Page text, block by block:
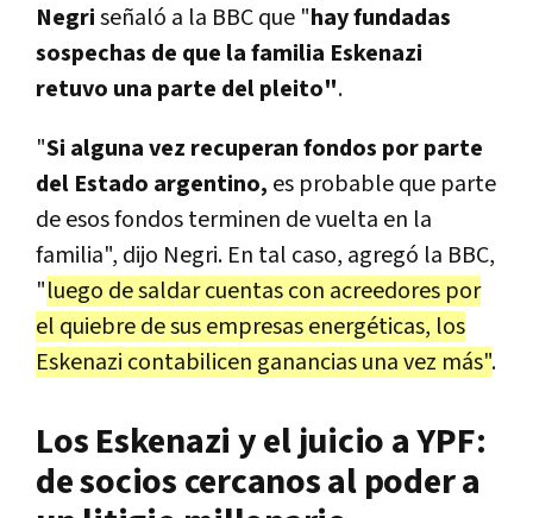
Negriseñaló a la BBC que "hay fundadas
sospechas de que la familia Eskenazi
retuvo una parte del pleito".
"Si alguna vez recuperan fondos por parte
del Estado argentino, es probable que parte
de esos fondos terminen de vuelta en la
familia", dijo Negri. En tal caso, agregó la BBC,
"luego de saldar cuentas con acreedores por
el quiebre de sus empresas energéticas, los
Eskenazi contabilicen ganancias una vez más".
Los Eskenazi y el juicio a YPF:
de socios cercanos al poder a